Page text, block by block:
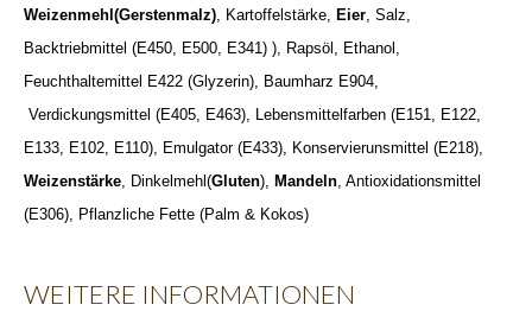
Weizenmehl(Gerstenmalz), Kartoffelstärke, Eier, Salz,
Backtriebmittel (E450, E500, E341) ), Rapsöl, Ethanol,
Feuchthaltemittel E422 (Glyzerin), Baumharz E904,
Verdickungsmittel (E405, E463), Lebensmittelfarben (E151, E122,
E133, E102, E110), Emulgator (E433), Konservierunsmittel (E218),
Weizenstärke, Dinkelmehl(Gluten), Mandeln, Antioxidationsmittel
(E306), Pflanzliche Fette (Palm & Kokos)
WEITERE INFORMATIONEN